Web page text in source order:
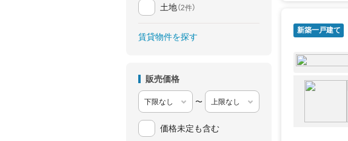
土地（2件）
賃貸物件を探す
販売価格
〜
価格未定も含む
新築一戸建て